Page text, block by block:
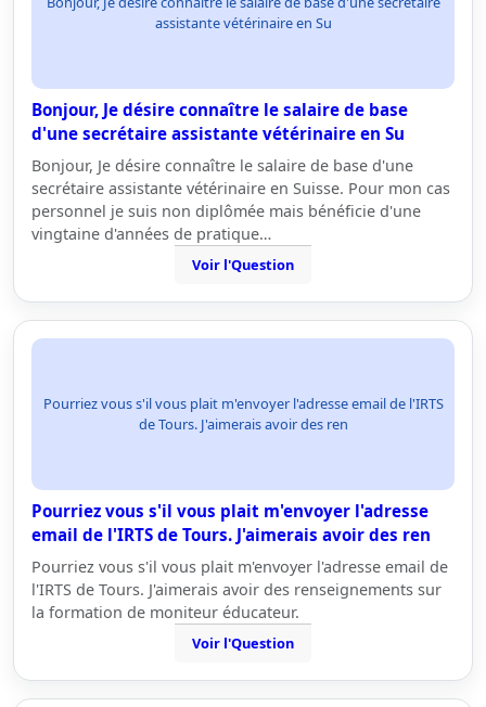
assistante vétérinaire en Su
Bonjour, Je désire connaître le salaire de base
d'une secrétaire assistante vétérinaire en Su
Bonjour, Je désire connaître le salaire de base d'une
secrétaire assistante vétérinaire en Suisse. Pour mon cas
personnel je suis non diplômée mais bénéficie d'une
vingtaine d'années de pratique…
Voir l'Question
Pourriez vous s'il vous plait m'envoyer l'adresse email de l'IRTS
de Tours. J'aimerais avoir des ren
Pourriez vous s'il vous plait m'envoyer l'adresse
email de l'IRTS de Tours. J'aimerais avoir des ren
Pourriez vous s'il vous plait m'envoyer l'adresse email de
l'IRTS de Tours. J'aimerais avoir des renseignements sur
la formation de moniteur éducateur.
Voir l'Question